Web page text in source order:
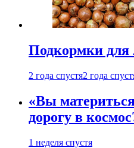
Подкормки для
2 года спустя2 года
«Вы
дорогу в
1 неделя спустя